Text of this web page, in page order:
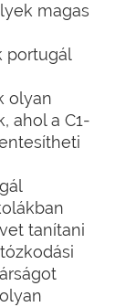
magas
portugál
olyan
ahol a C1-
tanítani